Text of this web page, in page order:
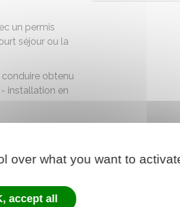
un permis
séjour ou la
obtenu
installation en
over what you want to
accept all